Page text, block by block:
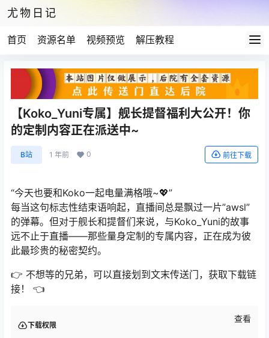
尤物日记
首页 资源名单 视频预览 解压教程
【Koko_Yuni专属】舰长提督福利大公开！你
的定制内容正在派送中~
B站 1 年前 0 前往下载
“今天也要和Koko一起电量满格哦~💖”
每当这句标志性结束语响起，直播间总是飘过一片”awsl”
的弹幕。但对于舰长和提督们来说，与Koko_Yuni的故事
远不止于直播——那些量身定制的专属内容，正在成为彼
此最珍贵的秘密契约。
👉 不想等的兄弟，可以直接划到文末传送门，获取下载链
接！ 👈
下载权限
查看